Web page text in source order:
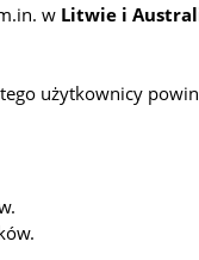
w Litwie i
użytkownicy